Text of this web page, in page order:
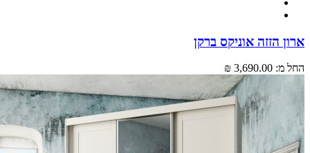
הזזה אוניקס ברקן
מ: 3,690.00 ₪